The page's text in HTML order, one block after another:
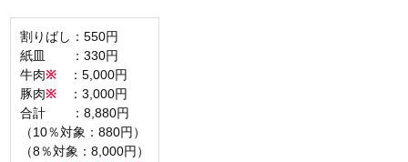
割りばし：550円
紙皿 ：330円
牛肉※ ：5,000円
豚肉※ ：3,000円
合計 ：8,880円
（10％対象：880円）
（8％対象：8,000円）